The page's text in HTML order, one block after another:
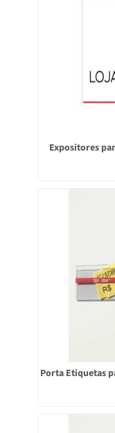
Expositores
Porta Etiquetas